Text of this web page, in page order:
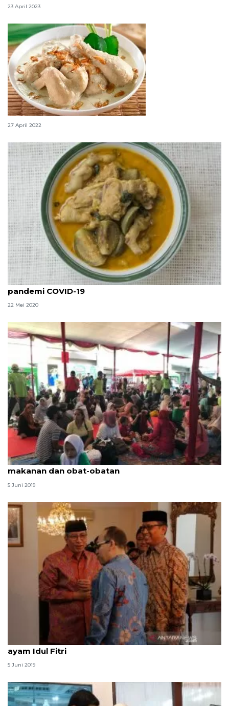
23 April 2023
Menu lebaran - Opor ayam
27 April 2022
Langkah-langkah berlebaran tetap sehat di tengah
pandemi COVID-19
22 Mei 2020
Pengunjung rutan Salemba rata-rata membawa
makanan dan obat-obatan
5 Juni 2019
Masyarakat Indonesia di New York nikmati opor
ayam Idul Fitri
5 Juni 2019